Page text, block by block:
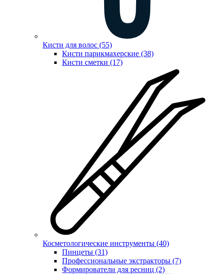
Кисти для волос (55)
Кисти парикмахерские (38)
Кисти сметки (17)
Косметологические инструменты (40)
Пинцеты (31)
Профессиональные экстракторы (7)
Формирователи для ресниц (2)